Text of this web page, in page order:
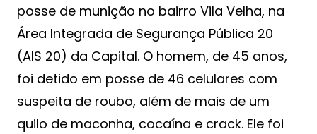
posse de munição no bairro Vila Velha, na
Área Integrada de Segurança Pública 20
(AIS 20) da Capital. O homem, de 45 anos,
foi detido em posse de 46 celulares com
suspeita de roubo, além de mais de um
quilo de maconha, cocaína e crack. Ele foi